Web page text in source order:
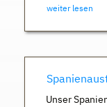
weiter lesen
Unser